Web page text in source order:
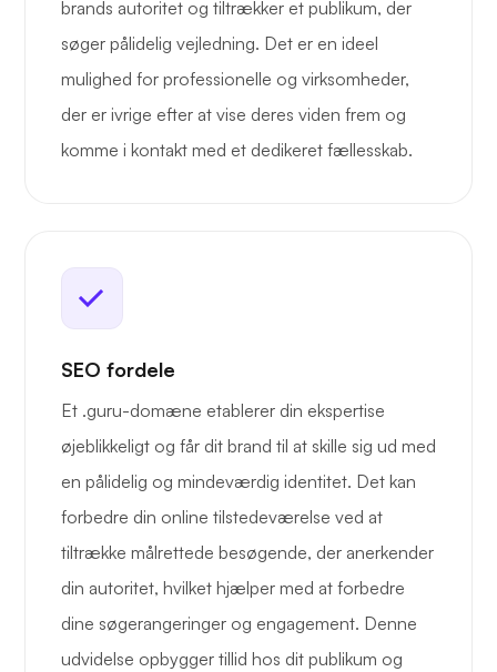
brands autoritet og tiltrækker et publikum, der
søger pålidelig vejledning. Det er en ideel
mulighed for professionelle og virksomheder,
der er ivrige efter at vise deres viden frem og
komme i kontakt med et dedikeret fællesskab.
SEO fordele
Et .guru-domæne etablerer din ekspertise
øjeblikkeligt og får dit brand til at skille sig ud med
en pålidelig og mindeværdig identitet. Det kan
forbedre din online tilstedeværelse ved at
tiltrække målrettede besøgende, der anerkender
din autoritet, hvilket hjælper med at forbedre
dine søgerangeringer og engagement. Denne
udvidelse opbygger tillid hos dit publikum og